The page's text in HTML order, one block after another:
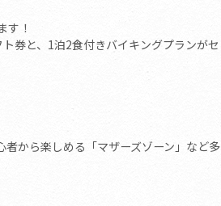
す！
券と、1泊2食付きバイキングプランがセ
から楽しめる「マザーズゾーン」など多